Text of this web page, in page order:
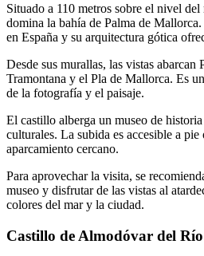
Situado a 110 metros sobre el nivel
domina la bahía de Palma de
en España y su arquitectura gótica
Desde sus murallas, las vistas abarcan
Tramontana y el Pla de Mallorca. Es
de la fotografía y el paisaje.
El castillo alberga un museo de
culturales. La subida es accesible a pie
aparcamiento cercano.
Para aprovechar la visita, se
museo y disfrutar de las vistas al
colores del mar y la ciudad.
Castillo de Almodóvar del